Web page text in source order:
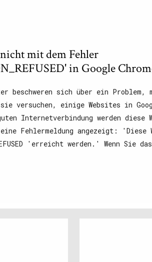
mit dem Fehler
in Google
beschweren sich über ein Problem,
versuchen, einige Websites in
Internetverbindung werden diese
Fehlermeldung angezeigt: 'Diese
'erreicht werden.' Wenn Sie